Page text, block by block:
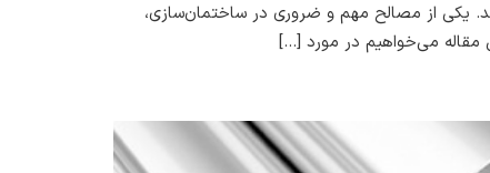
یکی از مصالح مهم و ضروری در ساختمان‌سازی،
مقاله می‌خواهیم در مورد […]